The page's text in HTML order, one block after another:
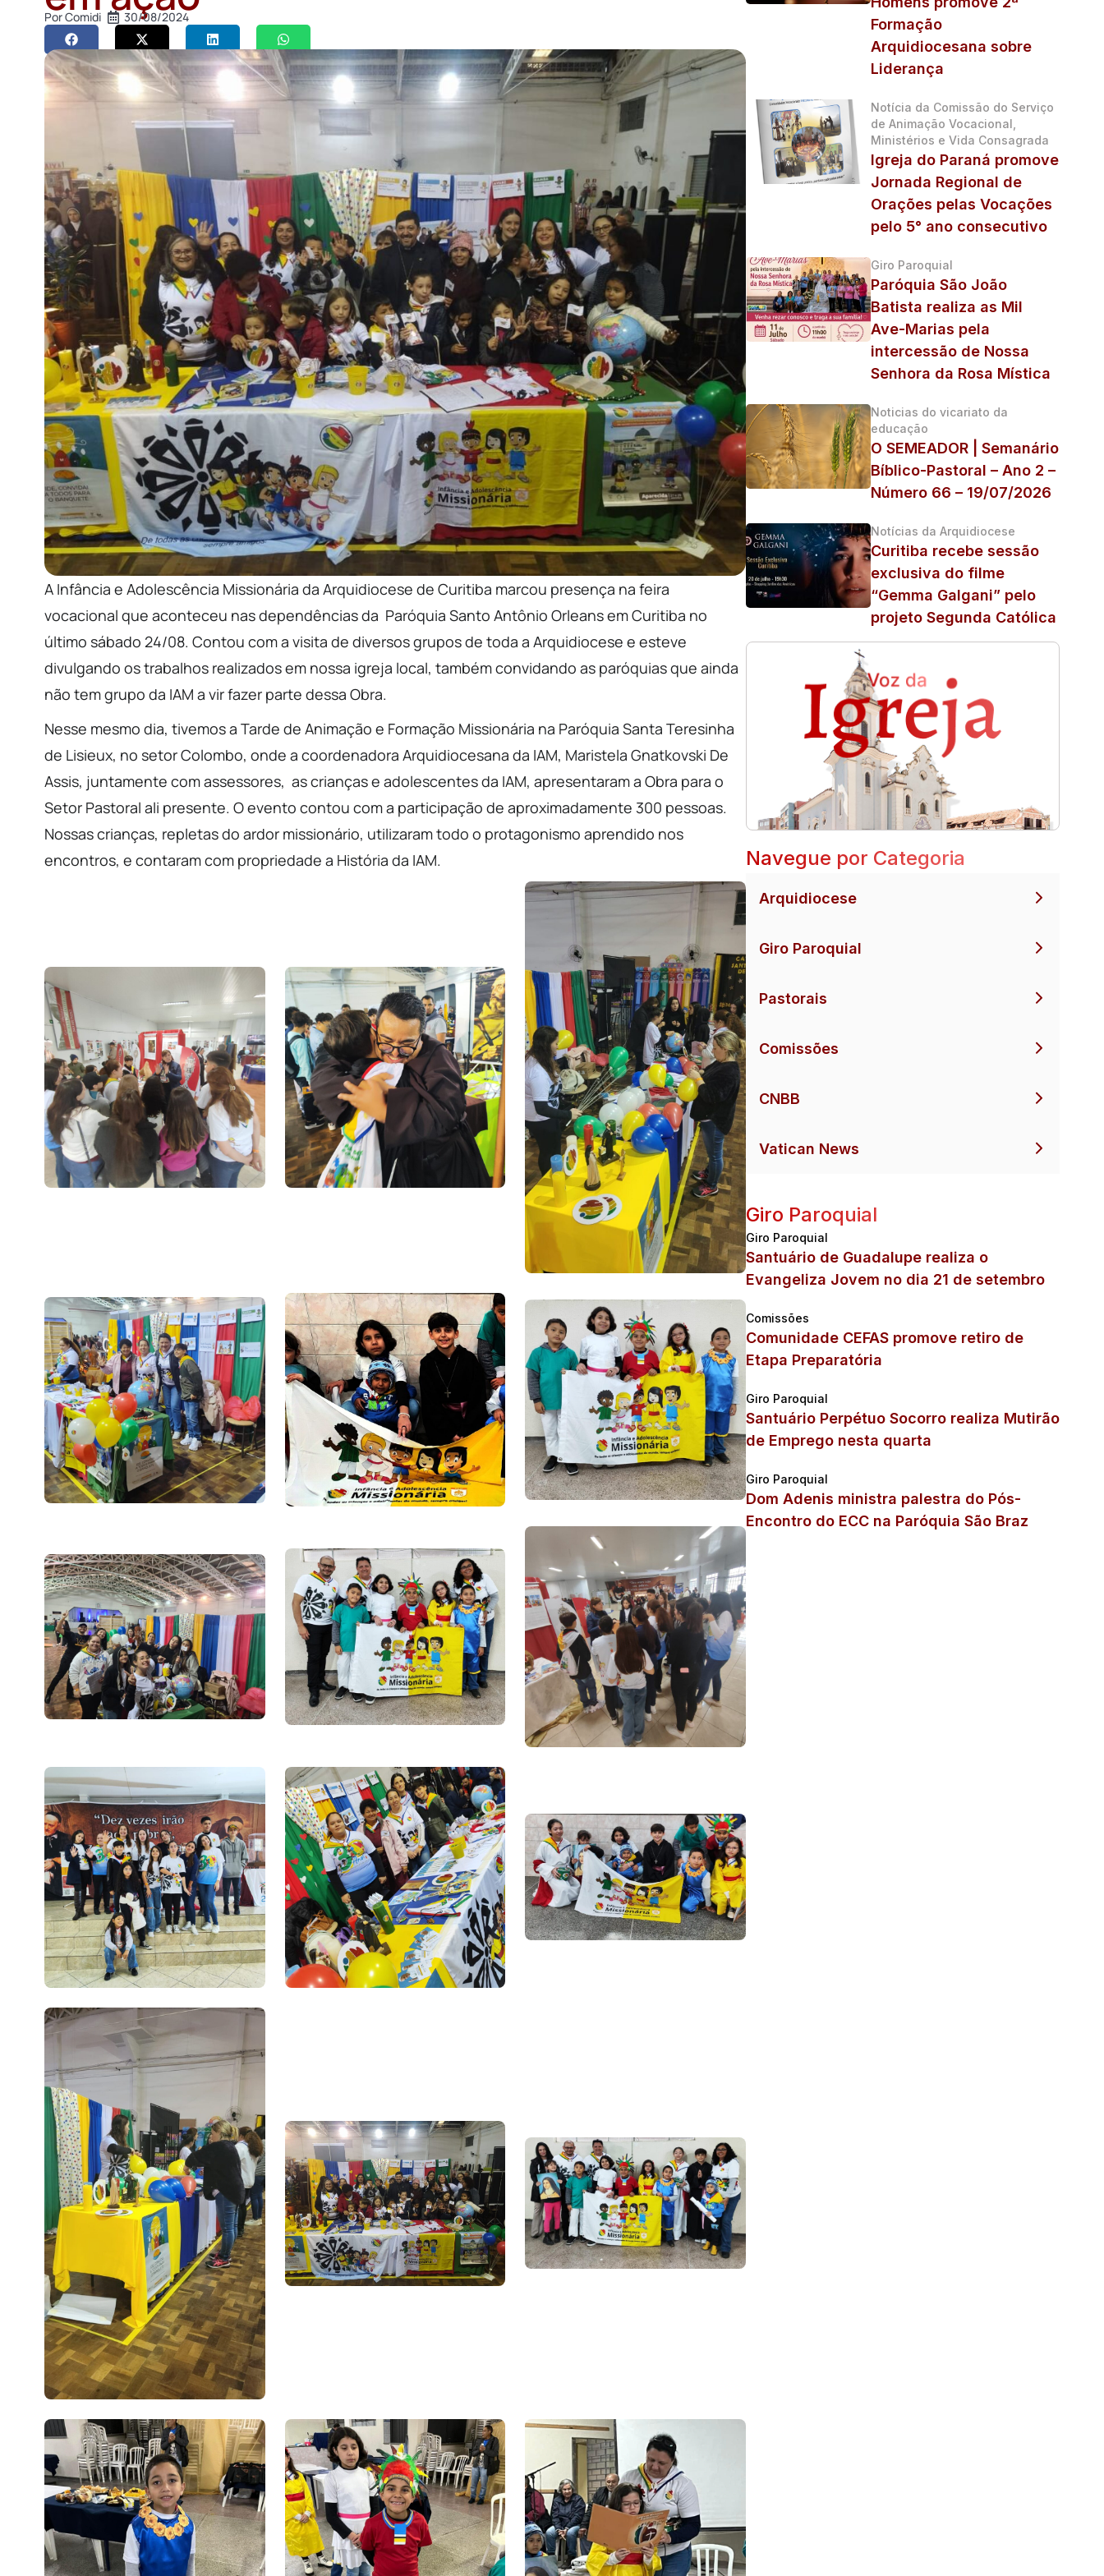
PorComidi 30/08/2024
A Infância e Adolescência Missionária da Arquidiocese de Curitiba marcou presença na feira
vocacional que aconteceu nas dependências da Paróquia Santo Antônio Orleans em Curitiba no
último sábado 24/08. Contou com a visita de diversos grupos de toda a Arquidiocese e esteve
divulgando os trabalhos realizados em nossa igreja local, também convidando as paróquias que ainda
não tem grupo da IAM a vir fazer parte dessa Obra.
Nesse mesmo dia, tivemos a Tarde de Animação e Formação Missionária na Paróquia Santa Teresinha
de Lisieux, no setor Colombo, onde a coordenadora Arquidiocesana da IAM, Maristela Gnatkovski De
Assis, juntamente com assessores, as crianças e adolescentes da IAM, apresentaram a Obra para o
Setor Pastoral ali presente. O evento contou com a participação de aproximadamente 300 pessoas.
Nossas crianças, repletas do ardor missionário, utilizaram todo o protagonismo aprendido nos
encontros, e contaram com propriedade a História da IAM.
Formação
Arquidiocesana sobre
Liderança
Notícia da Comissão do Serviço
de Animação Vocacional,
Ministérios e Vida Consagrada
Igreja do Paraná promove
Jornada Regional de
Orações pelas Vocações
pelo 5° ano consecutivo
Giro Paroquial
Paróquia São João
Batista realiza as Mil
Ave-Marias pela
intercessão de Nossa
Senhora da Rosa Mística
Noticias do vicariato da
educação
O SEMEADOR | Semanário
Bíblico-Pastoral – Ano 2 –
Número 66 – 19/07/2026
Notícias da Arquidiocese
Curitiba recebe sessão
exclusiva do filme
“Gemma Galgani” pelo
projeto Segunda Católica
Navegue por Categoria
Arquidiocese
Giro Paroquial
Pastorais
Comissões
CNBB
Vatican News
Giro Paroquial
Giro Paroquial
Santuário de Guadalupe realiza o
Evangeliza Jovem no dia 21 de setembro
Comissões
Comunidade CEFAS promove retiro de
Etapa Preparatória
Giro Paroquial
Santuário Perpétuo Socorro realiza Mutirão
de Emprego nesta quarta
Giro Paroquial
Dom Adenis ministra palestra do Pós-
Encontro do ECC na Paróquia São Braz